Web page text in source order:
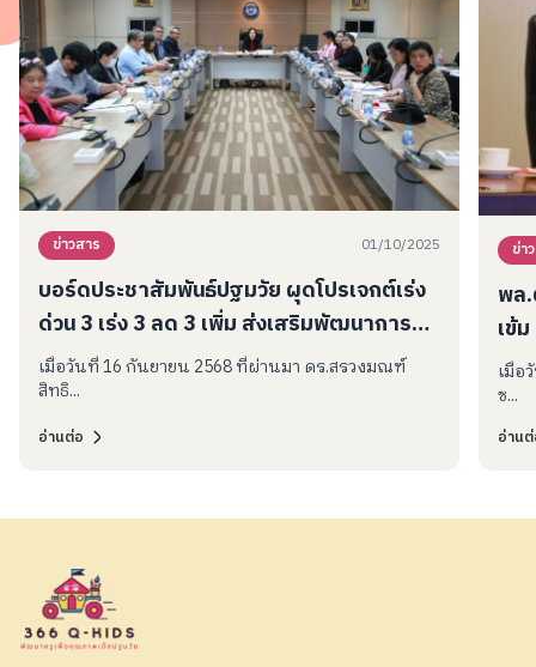
ข่าวสาร 01/10/2025
บอร์ดประชาสัมพันธ์ปฐมวัย ผุดโปรเจกต์เร่ง
ด่วน 3 เร่ง 3 ลด 3 เพิ่ม ส่งเสริมพัฒนาการ
เด็กปฐมวัยในสภาวะวิกฤติ
เมื่อวันที่ 16 กันยายน 2568 ที่ผ่านมา ดร.สรวงมณฑ์
สิทธิ...
อ่านต่อ
ข่า
พล
เข้
เมื่อ
ช...
อ่าน